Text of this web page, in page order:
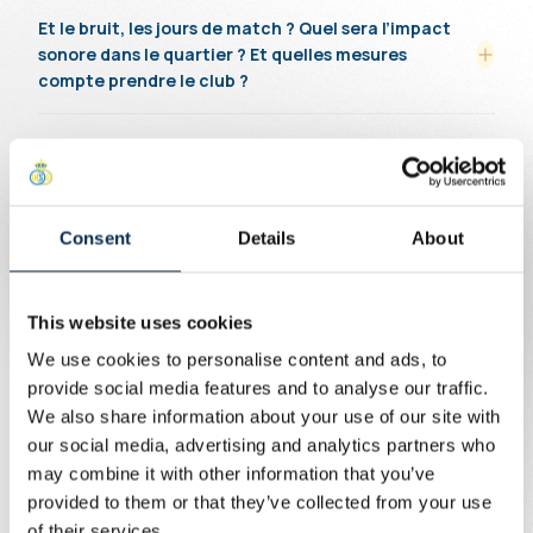
Consent Details About
This website uses cookies
We use cookies to personalise content and ads, to
provide social media features and to analyse our traffic.
We also share information about your use of our site with
our social media, advertising and analytics partners who
may combine it with other information that you’ve
provided to them or that they’ve collected from your use
Et le bruit, les jours de match ? Quel sera l’impact
sonore dans le quartier ? Et quelles mesures
compte prendre le club ?
Quel sera l’impact sonore du stade hors jour de
match ?
Qui va nettoyer le quartier après le passage de
Le stade peut-il augmenter le risque d’inondations
dans le quartier ?
Retour à la page FAQ